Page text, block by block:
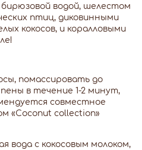
водой, шелестом
птиц, диковинными
кокосов, и коралловыми
помассировать до
в течение 1-2 минут,
совместное
«Сoconut collection»
вода c кокосовым молоком,